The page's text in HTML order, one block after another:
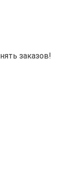
заказов!